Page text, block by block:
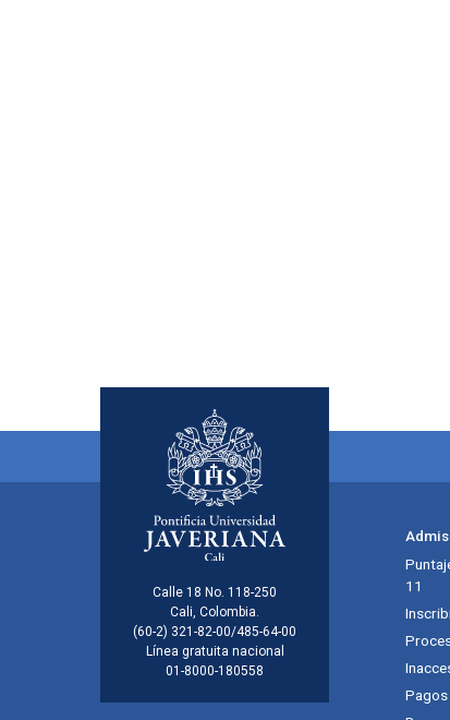
Información de la
Calle 18 No. 118-250
Cali, Colombia.
(60-2) 321-82-00/485-64-00
Línea gratuita nacional
01-8000-180558
Menú principal del footer
11
Pagos